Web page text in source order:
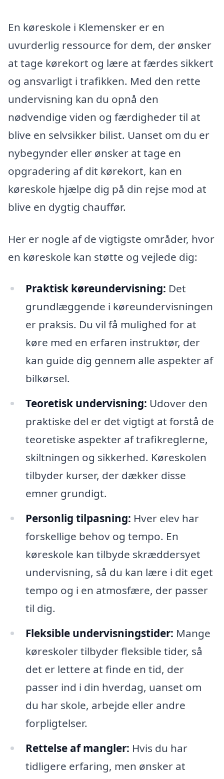
En køreskole i Klemensker er en
uvurderlig ressource for dem, der ønsker
at tage kørekort og lære at færdes sikkert
og ansvarligt i trafikken. Med den rette
undervisning kan du opnå den
nødvendige viden og færdigheder til at
blive en selvsikker bilist. Uanset om du er
nybegynder eller ønsker at tage en
opgradering af dit kørekort, kan en
køreskole hjælpe dig på din rejse mod at
blive en dygtig chauffør.
Her er nogle af de vigtigste områder, hvor
en køreskole kan støtte og vejlede dig:
Praktisk køreundervisning: Det
grundlæggende i køreundervisningen
er praksis. Du vil få mulighed for at
køre med en erfaren instruktør, der
kan guide dig gennem alle aspekter af
bilkørsel.
Teoretisk undervisning: Udover den
praktiske del er det vigtigt at forstå de
teoretiske aspekter af trafikreglerne,
skiltningen og sikkerhed. Køreskolen
tilbyder kurser, der dækker disse
emner grundigt.
Personlig tilpasning: Hver elev har
forskellige behov og tempo. En
køreskole kan tilbyde skræddersyet
undervisning, så du kan lære i dit eget
tempo og i en atmosfære, der passer
til dig.
Fleksible undervisningstider: Mange
køreskoler tilbyder fleksible tider, så
det er lettere at finde en tid, der
passer ind i din hverdag, uanset om
du har skole, arbejde eller andre
forpligtelser.
Rettelse af mangler: Hvis du har
tidligere erfaring, men ønsker at